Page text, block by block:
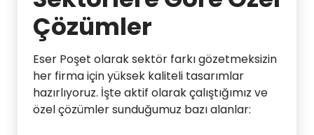
Çözümler
Eser Poşet olarak sektör farkı gözetmeksizin
her firma için yüksek kaliteli tasarımlar
hazırlıyoruz. İşte aktif olarak çalıştığımız ve
özel çözümler sunduğumuz bazı alanlar: